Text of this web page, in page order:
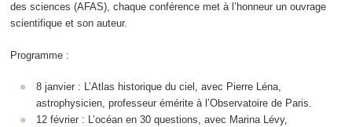
des sciences (AFAS), chaque conférence met à l’honneur un ouvrage
scientifique et son auteur.
Programme :
8 janvier : L’Atlas historique du ciel, avec Pierre Léna,
astrophysicien, professeur émérite à l’Observatoire de Paris.
12 février : L’océan en 30 questions, avec Marina Lévy,